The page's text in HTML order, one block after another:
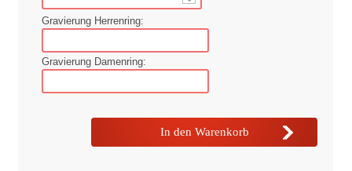
Gravierung Herrenring:
Gravierung Damenring: